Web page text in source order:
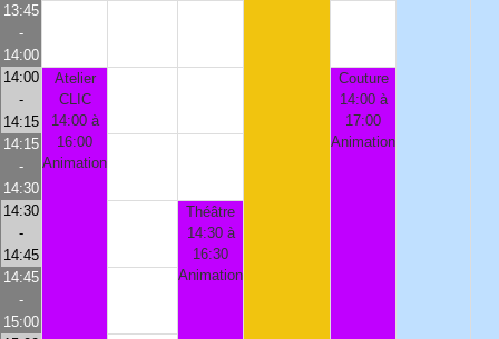
13:45
-
14:00
14:00
-
14:15
Atelier
CLIC
14:00 à
16:00
Animation
Couture
14:00 à
17:00
Animation
14:15
-
14:30
14:30
-
14:45
Théâtre
14:30 à
16:30
Animation
14:45
-
15:00